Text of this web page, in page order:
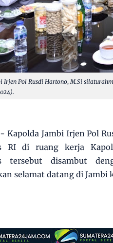
Irjen Pol Rusdi Hartono, M.Si
- Kapolda Jambi Irjen Pol
RI di ruang kerja
tersebut disambut
selamat datang di Jambi